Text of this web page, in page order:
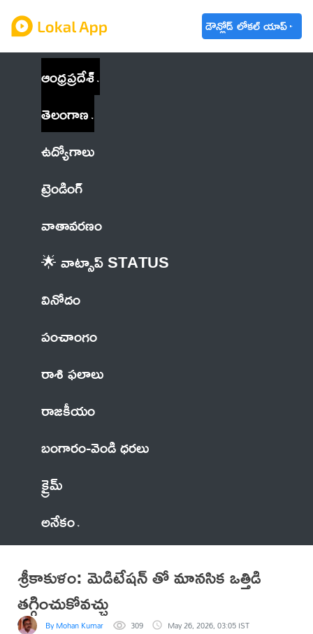
డౌన్లోడ్ లోకల్ యాప్
ఆంధ్రప్రదేశ్
తెలంగాణ
ఉద్యోగాలు
ట్రెండింగ్
వాతావరణం
🌟 వాట్సాప్ STATUS
వినోదం
పంచాంగం
రాశి ఫలాలు
రాజకీయం
బంగారం-వెండి ధరలు
క్రైమ్
అనేకం
శ్రీకాకుళం: మెడిటేషన్ తో మానసిక ఒత్తిడి
తగ్గించుకోవచ్చు
By Mohan Kumar 309 May 26, 2026, 03:05 IST